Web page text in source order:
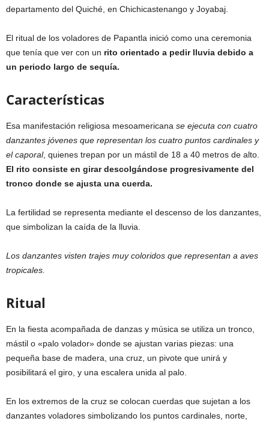
departamento del Quiché, en Chichicastenango y Joyabaj.
El ritual de los voladores de Papantla inició como una ceremonia
que tenía que ver con un rito orientado a pedir lluvia debido a
un periodo largo de sequía.
Características
Esa manifestación religiosa mesoamericana se ejecuta con cuatro
danzantes jóvenes que representan los cuatro puntos cardinales y
el caporal, quienes trepan por un mástil de 18 a 40 metros de alto.
El rito consiste en girar descolgándose progresivamente del
tronco donde se ajusta una cuerda.
La fertilidad se representa mediante el descenso de los danzantes,
que simbolizan la caída de la lluvia.
Los danzantes visten trajes muy coloridos que representan a aves
tropicales.
Ritual
En la fiesta acompañada de danzas y música se utiliza un tronco,
mástil o «palo volador» donde se ajustan varias piezas: una
pequeña base de madera, una cruz, un pivote que unirá y
posibilitará el giro, y una escalera unida al palo.
En los extremos de la cruz se colocan cuerdas que sujetan a los
danzantes voladores simbolizando los puntos cardinales, norte,